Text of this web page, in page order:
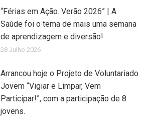
“Férias em Ação. Verão 2026” | A
Saúde foi o tema de mais uma semana
de aprendizagem e diversão!
28 Julho 2026
Arrancou hoje o Projeto de Voluntariado
Jovem “Vigiar e Limpar, Vem
Participar!”, com a participação de 8
jovens.